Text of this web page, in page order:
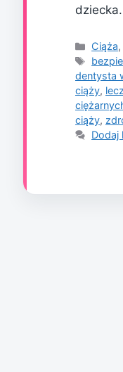
Ciąża,
Tagi
dentysta
ciąży,
ciąży,
Dodaj